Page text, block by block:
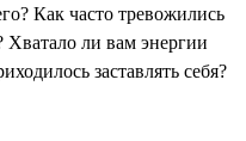
Как часто тревожились
Хватало ли вам энергии
заставлять себя?